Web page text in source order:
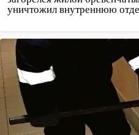
уничтожил внутреннюю